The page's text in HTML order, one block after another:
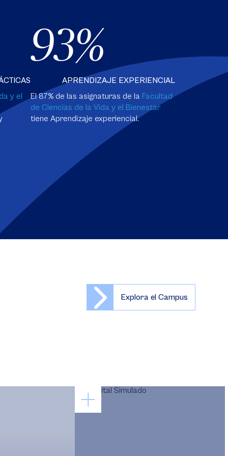
y el
93%
APRENDIZAJE EXPERIENCIAL
El 87% de las asignaturas de la Facultad
de Ciencias de la Vida y el Bienestar
tiene Aprendizaje experiencial.
Explora el Campus